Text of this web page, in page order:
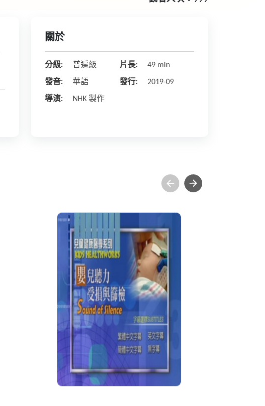
關於
分級: 普遍級 片長: 49 min
發音: 華語 發行: 2019-09
導演: NHK 製作
兒童健康醫學系列 嬰兒
聽力受損與篩檢 Sound
of Silence
分級: 普遍級
片長: 21 min
發音: 華語
發行: 2007-12
導演: ITV電視台